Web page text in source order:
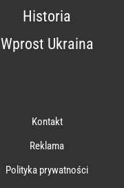
Historia
Wprost Ukraina
Kontakt
Reklama
Polityka prywatności